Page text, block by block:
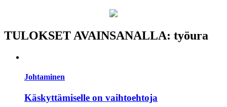
TULOKSET AVAINSANALLA: työura
Johtaminen
Käskyttämiselle on vaihtoehtoja